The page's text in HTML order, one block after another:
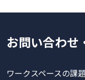
お問い合わせ
ワークスペースの課